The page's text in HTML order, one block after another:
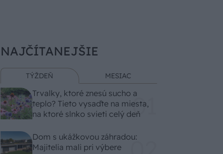
NAJČÍTANEJŠIE
TÝŽDEŇ MESIAC
Trvalky, ktoré znesú sucho a
teplo? Tieto vysaďte na miesta,
na ktoré slnko svieti celý deň
Dom s ukážkovou záhradou:
Majitelia mali pri výbere